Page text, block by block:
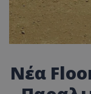
Νέα